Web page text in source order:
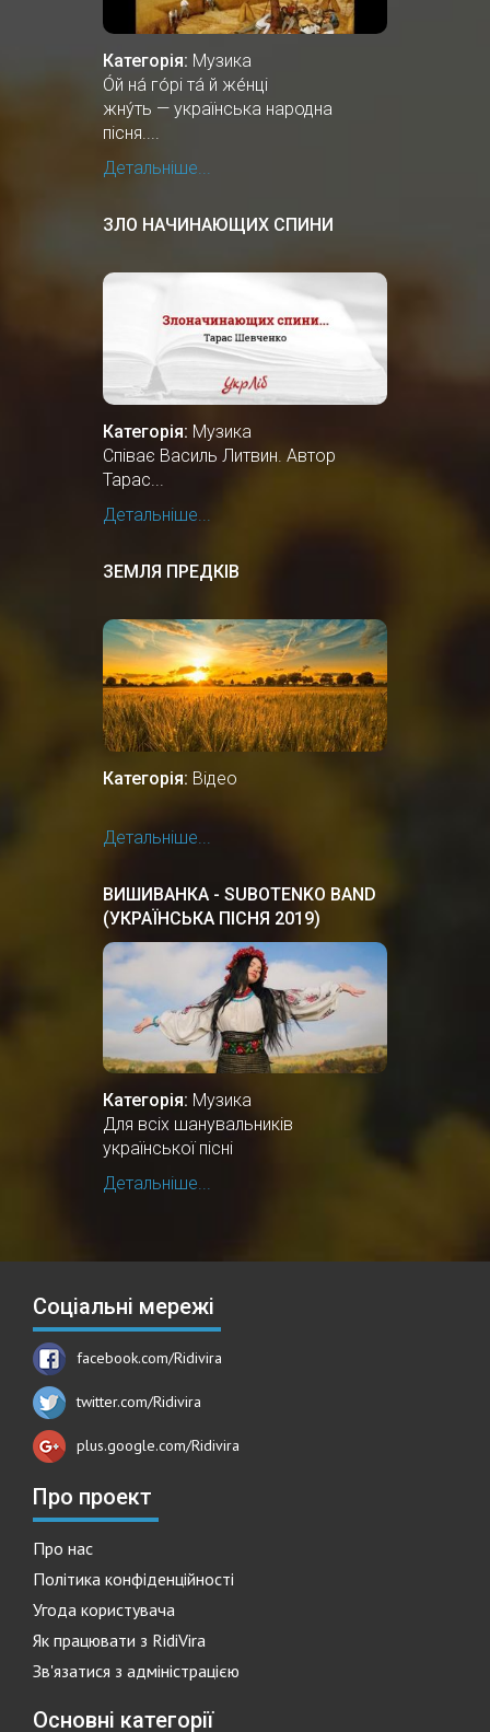
Категорія: Музика
О́й на́ го́рі та́ й же́нці
жну́ть — українська народна
пісня....
Детальніше...
ЗЛО НАЧИНАЮЩИХ СПИНИ
Категорія: Музика
Співає Василь Литвин. Автор
Тарас...
Детальніше...
ЗЕМЛЯ ПРЕДКІВ
Категорія: Відео
Детальніше...
ВИШИВАНКА - SUBOTENKO BAND
(УКРАЇНСЬКА ПІСНЯ 2019)
Категорія: Музика
Для всіх шанувальників
української пісні
Детальніше...
Соціальні мережі
facebook.com/Ridivira
twitter.com/Ridivira
plus.google.com/Ridivira
Про проект
Про нас
Політика конфіденційності
Угода користувача
Як працювати з RidiVira
Зв'язатися з адміністрацією
Основні категорії